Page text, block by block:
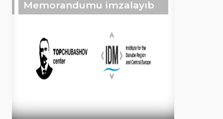
Memorandumu imzalayıb